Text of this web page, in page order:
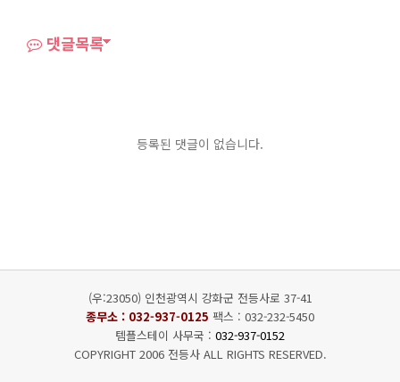
댓글목록
등록된 댓글이 없습니다.
(우:23050) 인천광역시 강화군 전등사로 37-41
종무소 : 032-937-0125 팩스 : 032-232-5450
템플스테이 사무국 : 032-937-0152
COPYRIGHT 2006 전등사 ALL RIGHTS RESERVED.